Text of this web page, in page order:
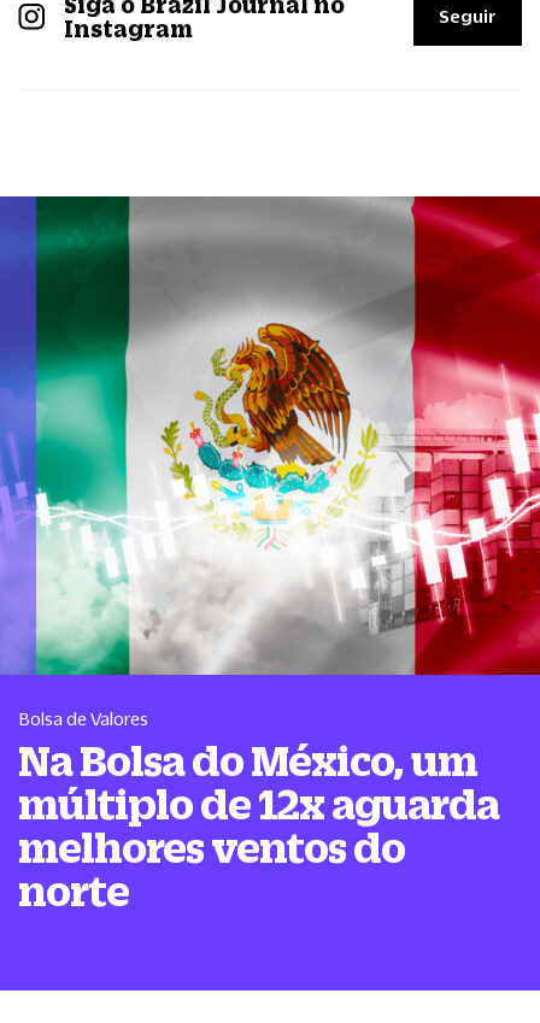
Instagram
Seguir
Bolsa de Valores
Na Bolsa do México, um
múltiplo de 12x aguarda
melhores ventos do
norte